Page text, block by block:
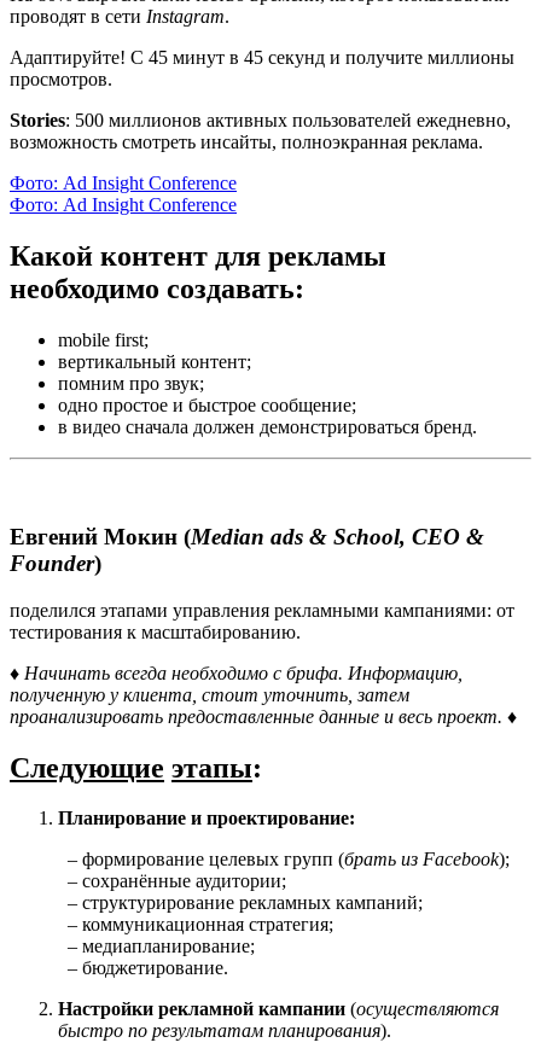
проводят в сети Instagram.
Адаптируйте! С 45 минут в 45 секунд и получите миллионы
просмотров.
Stories: 500 миллионов активных пользователей ежедневно,
возможность смотреть инсайты, полноэкранная реклама.
Фото: Ad Insight Conference
Фото: Ad Insight Conference
Какой контент для рекламы
необходимо создавать:
mobile first;
вертикальный контент;
помним про звук;
одно простое и быстрое сообщение;
в видео сначала должен демонстрироваться бренд.
Евгений Мокин (Median ads & School, CEO &
Founder)
поделился этапами управления рекламными кампаниями: от
тестирования к масштабированию.
♦ Начинать всегда необходимо с брифа. Информацию,
полученную у клиента, стоит уточнить, затем
проанализировать предоставленные данные и весь проект. ♦
Следующие этапы:
Планирование и проектирование:
– формирование целевых групп (брать из Facebook);
– сохранённые аудитории;
– структурирование рекламных кампаний;
– коммуникационная стратегия;
– медиапланирование;
– бюджетирование.
Настройки рекламной кампании (осуществляются
быстро по результатам планирования).